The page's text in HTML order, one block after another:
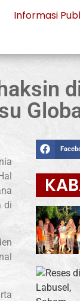
Informasi
di